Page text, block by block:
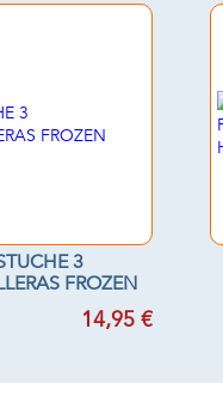
3
FROZEN
14,95 €